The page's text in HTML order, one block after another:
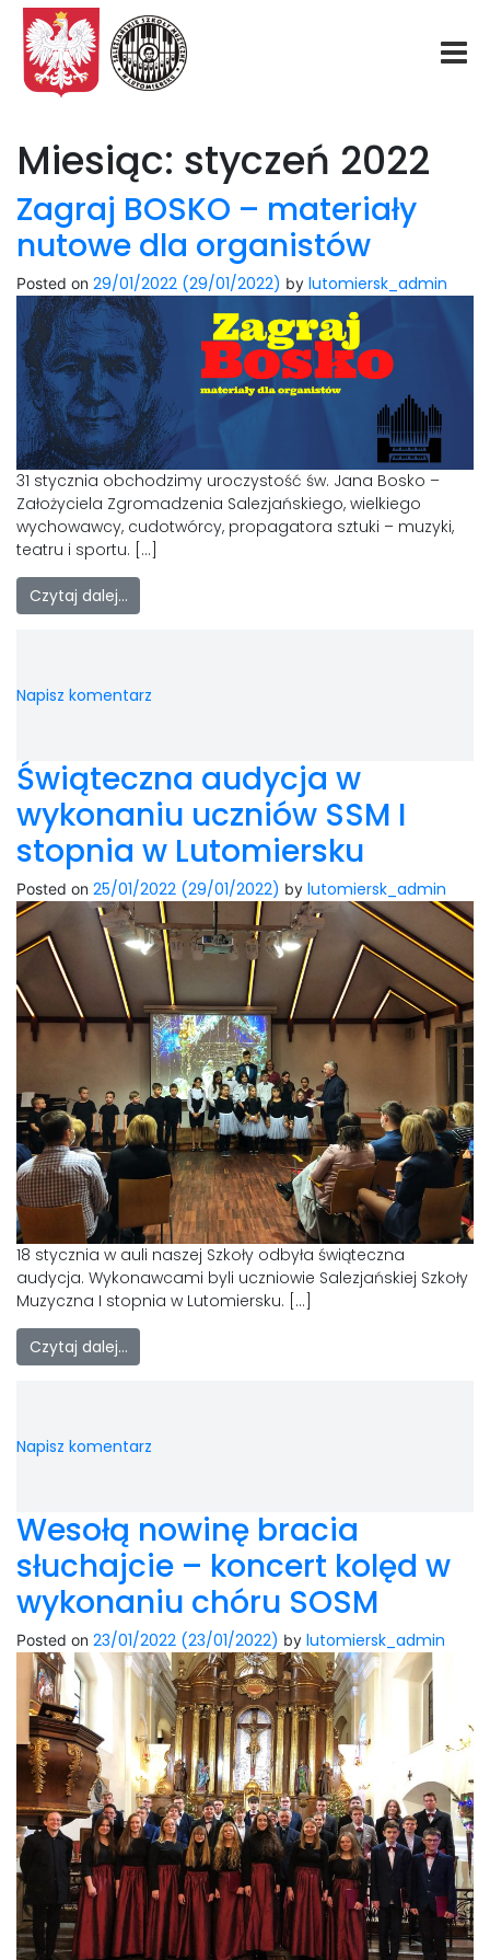
O nas
Aktualności
Rekrutacja
Fundacja
Konkurs organowy
LAOM
Miesiąc: styczeń 2022
Zagraj BOSKO – materiały
nutowe dla organistów
Posted on 29/01/2022 (29/01/2022) by lutomiersk_admin
31 stycznia obchodzimy uroczystość św. Jana Bosko –
Założyciela Zgromadzenia Salezjańskiego, wielkiego
wychowawcy, cudotwórcy, propagatora sztuki – muzyki,
teatru i sportu. […]
Czytaj dalej…
Napisz komentarz
Świąteczna audycja w
wykonaniu uczniów SSM I
stopnia w Lutomiersku
Posted on 25/01/2022 (29/01/2022) by lutomiersk_admin
18 stycznia w auli naszej Szkoły odbyła świąteczna
audycja. Wykonawcami byli uczniowie Salezjańskiej Szkoły
Muzyczna I stopnia w Lutomiersku. […]
Czytaj dalej…
Napisz komentarz
Wesołą nowinę bracia
słuchajcie – koncert kolęd w
wykonaniu chóru SOSM
Posted on 23/01/2022 (23/01/2022) by lutomiersk_admin